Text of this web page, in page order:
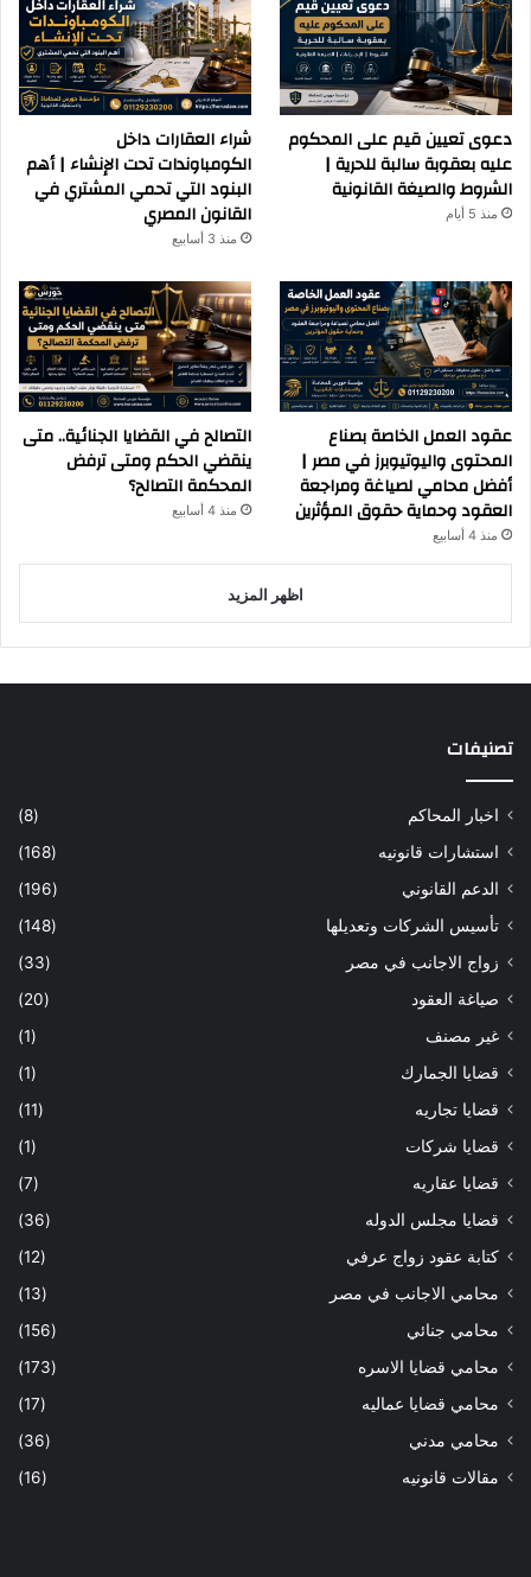
دعوى تعيين قيم على المحكوم
عليه بعقوبة سالبة للحرية |
الشروط والصيغة القانونية
منذ 5 أيام
شراء العقارات داخل
الكومباوندات تحت الإنشاء | أهم
البنود التي تحمي المشتري في
القانون المصري
منذ 3 أسابيع
عقود العمل الخاصة بصناع
المحتوى واليوتيوبرز في مصر |
أفضل محامي لصياغة ومراجعة
العقود وحماية حقوق المؤثرين
منذ 4 أسابيع
التصالح في القضايا الجنائية.. متى
ينقضي الحكم ومتى ترفض
المحكمة التصالح؟
منذ 4 أسابيع
اظهر المزيد
تصنيفات
اخبار المحاكم
(8)
استشارات قانونيه
(168)
الدعم القانوني
(196)
تأسيس الشركات وتعديلها
(148)
زواج الاجانب في مصر
(33)
صياغة العقود
(20)
غير مصنف
(1)
قضايا الجمارك
(1)
قضايا تجاريه
(11)
قضايا شركات
(1)
قضايا عقاريه
(7)
قضايا مجلس الدوله
(36)
كتابة عقود زواج عرفي
(12)
محامي الاجانب في مصر
(13)
محامي جنائي
(156)
محامي قضايا الاسره
(173)
محامي قضايا عماليه
(17)
محامي مدني
(36)
مقالات قانونيه
(16)